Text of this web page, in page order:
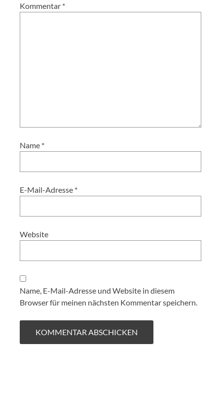
Kommentar *
Name *
E-Mail-Adresse *
Website
Name, E-Mail-Adresse und Website in diesem
Browser für meinen nächsten Kommentar speichern.